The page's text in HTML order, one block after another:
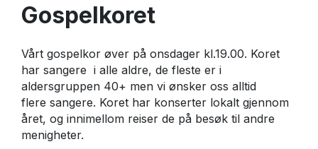
Gospelkoret
Vårt gospelkor øver på onsdager kl.19.00. Koret
har sangere i alle aldre, de fleste er i
aldersgruppen 40+ men vi ønsker oss alltid
flere sangere. Koret har konserter lokalt gjennom
året, og innimellom reiser de på besøk til andre
menigheter.